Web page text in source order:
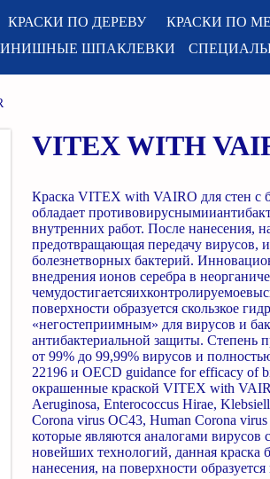
КРАСКИ ПО ДЕРЕВУ КРАСКИ ПО
ШПАКЛЕВКИ
VITEX WITH
Краска VITEX with VAIRO для стен с
обладает
внутренних работ. После нанесения,
предотвращающая передачу вирусов,
болезнетворных бактерий.
внедрения ионов серебра в
поверхности образуется скользкое
«негостеприимным» для вирусов и
антибактериальной защиты. Степень
от 99% до 99,99% вирусов и
22196 и OECD guidance for efficacy of
окрашенные краской VITEX with
Aeruginosa, Enterococcus Hirae,
Corona virus OC43, Human Corona
которые являются аналогами вирусов
новейших технологий, данная краска
нанесения, на поверхности